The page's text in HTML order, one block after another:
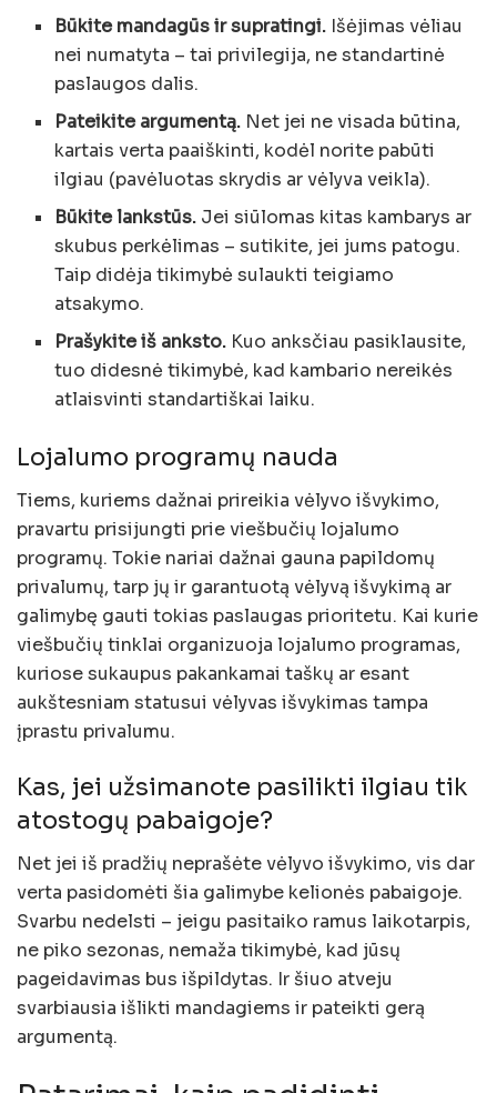
Būkite mandagūs ir supratingi. Išėjimas vėliau
nei numatyta – tai privilegija, ne standartinė
paslaugos dalis.
Pateikite argumentą. Net jei ne visada būtina,
kartais verta paaiškinti, kodėl norite pabūti
ilgiau (pavėluotas skrydis ar vėlyva veikla).
Būkite lankstūs. Jei siūlomas kitas kambarys ar
skubus perkėlimas – sutikite, jei jums patogu.
Taip didėja tikimybė sulaukti teigiamo
atsakymo.
Prašykite iš anksto. Kuo anksčiau pasiklausite,
tuo didesnė tikimybė, kad kambario nereikės
atlaisvinti standartiškai laiku.
Lojalumo programų nauda
Tiems, kuriems dažnai prireikia vėlyvo išvykimo,
pravartu prisijungti prie viešbučių lojalumo
programų. Tokie nariai dažnai gauna papildomų
privalumų, tarp jų ir garantuotą vėlyvą išvykimą ar
galimybę gauti tokias paslaugas prioritetu. Kai kurie
viešbučių tinklai organizuoja lojalumo programas,
kuriose sukaupus pakankamai taškų ar esant
aukštesniam statusui vėlyvas išvykimas tampa
įprastu privalumu.
Kas, jei užsimanote pasilikti ilgiau tik
atostogų pabaigoje?
Net jei iš pradžių neprašėte vėlyvo išvykimo, vis dar
verta pasidomėti šia galimybe kelionės pabaigoje.
Svarbu nedelsti – jeigu pasitaiko ramus laikotarpis,
ne piko sezonas, nemaža tikimybė, kad jūsų
pageidavimas bus išpildytas. Ir šiuo atveju
svarbiausia išlikti mandagiems ir pateikti gerą
argumentą.